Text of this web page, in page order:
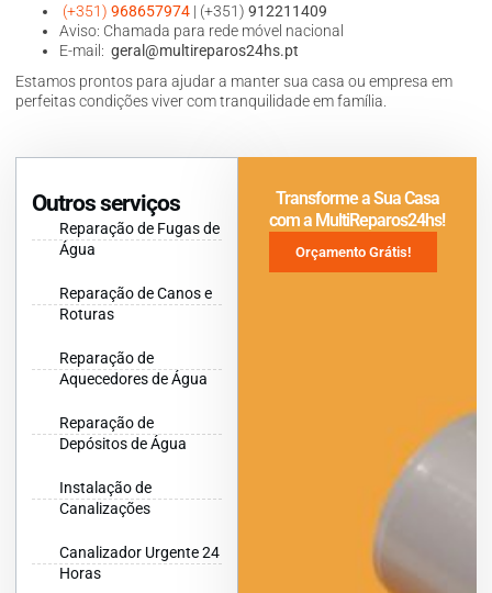
(+351) 968657974 | (+351) 912211409
Aviso: Chamada para rede móvel nacional
E-mail: geral@multireparos24hs.pt
Estamos prontos para ajudar a manter sua casa ou empresa em
perfeitas condições viver com tranquilidade em família.
Outros serviços
Reparação de Fugas de
Água
Reparação de Canos e
Roturas
Reparação de
Aquecedores de Água
Reparação de
Depósitos de Água
Instalação de
Canalizações
Canalizador Urgente 24
Horas
Transforme a Sua Casa
com a MultiReparos24hs!
Orçamento Grátis!